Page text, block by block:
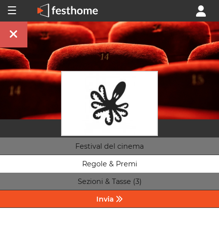
Festival del cinema
Regole & Premi
Sezioni & Tasse (3)
Invia